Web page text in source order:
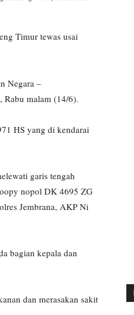
Timur tewas usai
Negara –
Rabu malam (14/6).
HS yang di kendarai
garis tengah
nopol DK 4695 ZG
Jembrana, AKP Ni
bagian kepala dan
dan merasakan sakit